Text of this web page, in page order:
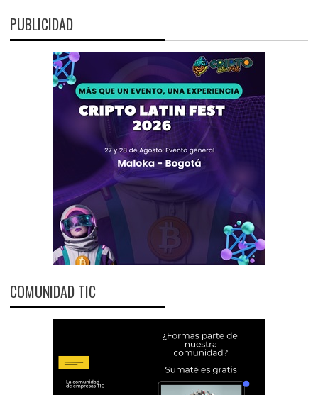
PUBLICIDAD
COMUNIDAD TIC